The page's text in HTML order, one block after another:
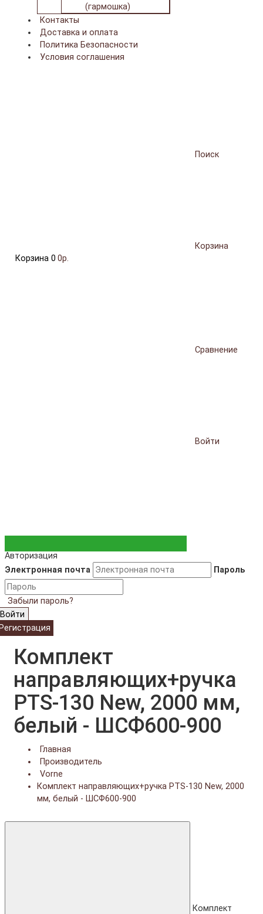
(гармошка)
Контакты
Доставка и оплата
Политика Безопасности
Условия соглашения
Поиск
Корзина
Корзина 0 0р.
Сравнение
Войти
Авторизация
Электронная почта
Пароль
Забыли пароль?
Войти
Комплект
направляющих+ручка
PTS-130 New, 2000 мм,
белый - ШСФ600-900
Главная
Производитель
Vorne
Комплект направляющих+ручка PTS-130 New, 2000
мм, белый - ШСФ600-900
Комплект